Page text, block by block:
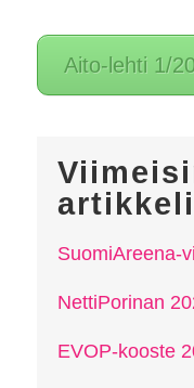
Aito-lehti 1/
SuomiAreena-
NettiPorinan
EVOP-kooste